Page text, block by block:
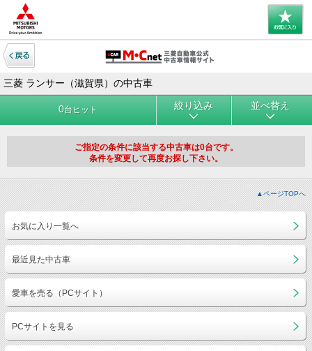
三菱 ランサー（滋賀県）の中古車
0台ヒット 絞り込み 並べ替え
ご指定の条件に該当する中古車は0台です。
条件を変更して再度お探し下さい。
▲ページTOPへ
お気に入り一覧へ
最近見た中古車
愛車を売る（PCサイト）
PCサイトを見る